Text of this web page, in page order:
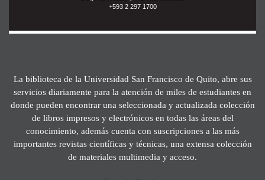
+593 2 297 1700
La biblioteca de la Universidad San Francisco de Quito, abre sus
servicios diariamente para la atención de miles de estudiantes en
donde pueden encontrar una seleccionada y actualizada colección
de libros impresos y electrónicos en todas las áreas del
conocimiento, además cuenta con suscripciones a las más
importantes revistas científicas y técnicas, una extensa colección
de materiales multimedia y acceso.